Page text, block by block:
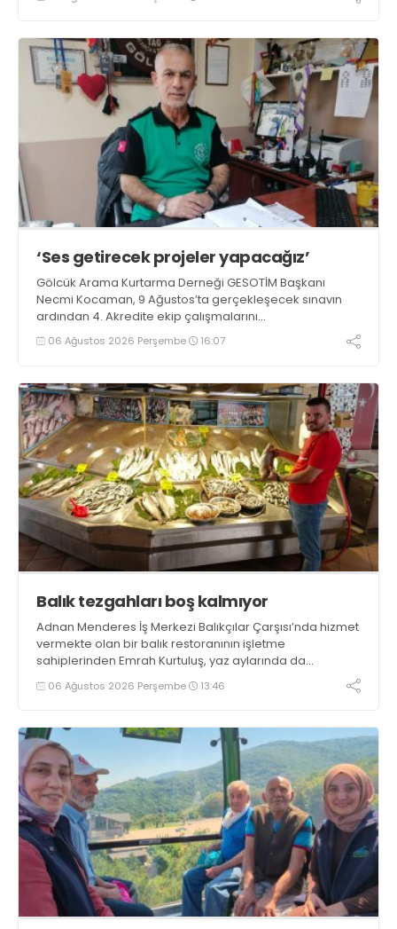
‘Ses getirecek projeler yapacağız’
Gölcük Arama Kurtarma Derneği GESOTİM Başkanı
Necmi Kocaman, 9 Ağustos’ta gerçekleşecek sınavın
ardından 4. Akredite ekip çalışmalarını
tamamlayacaklarını ifade ederek açıklamalarda
bulundu. Kocaman, “Gölcük’te ve Kocaeli genelinde ses
06 Ağustos 2026 Perşembe 16:07
Balık tezgahları boş kalmıyor
Adnan Menderes İş Merkezi Balıkçılar Çarşısı’nda hizmet
vermekte olan bir balık restoranının işletme
sahiplerinden Emrah Kurtuluş, yaz aylarında da
tezgahlarda taze balık bulunduğunu ifade ederek “Yıl
boyunca tezgahlarda taze balık bulmak mümkün
06 Ağustos 2026 Perşembe 13:46